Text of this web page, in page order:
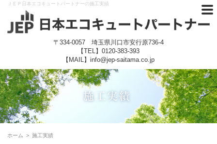
ＪＥＰ日本エコキュートパートナーの施工実績
〒334-0057 埼玉県川口市安行原736-4
【TEL】 0120-383-393
【MAIL】info@jep-saitama.co.jp
ホーム > 施工実績